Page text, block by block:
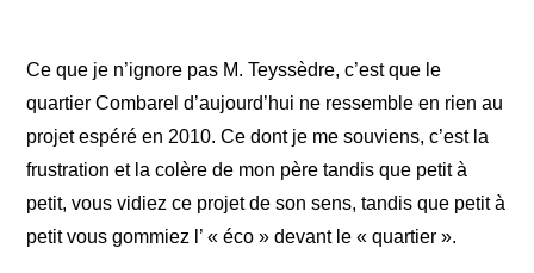
Ce que je n’ignore pas M. Teyssèdre, c’est que le
quartier Combarel d’aujourd’hui ne ressemble en rien au
projet espéré en 2010. Ce dont je me souviens, c’est la
frustration et la colère de mon père tandis que petit à
petit, vous vidiez ce projet de son sens, tandis que petit à
petit vous gommiez l’ « éco » devant le « quartier ».